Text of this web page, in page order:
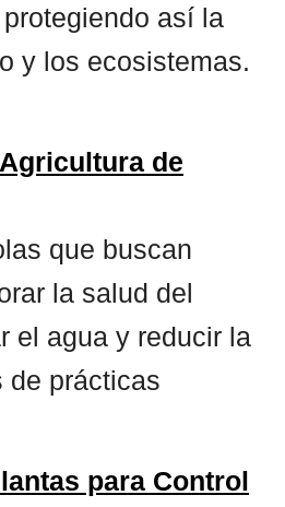
así la
y los ecosistemas.
de
que buscan
la salud del
el agua y reducir la
de prácticas
para Control